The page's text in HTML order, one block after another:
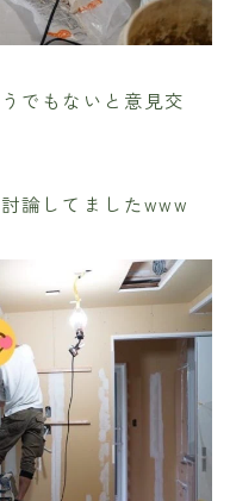
でもないと意見交
論してましたwww